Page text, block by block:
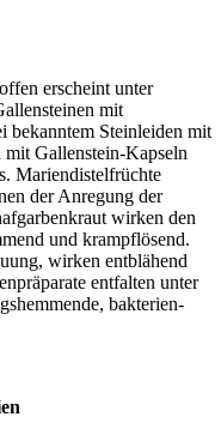
erscheint unter
mit
bekanntem Steinleiden mit
mit Gallenstein-Kapseln
Mariendistelfrüchte
der Anregung der
wirken den
und krampflösend.
wirken entblähend
entfalten unter
bakterien-